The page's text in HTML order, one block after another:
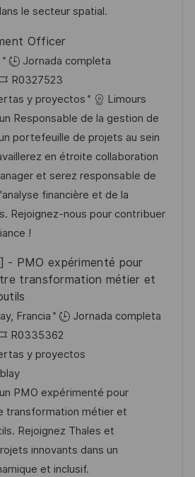
le secteur spatial.
Officer
Jornada completa
d
R0327523
y proyectos
Limours
Responsable de la gestion de
portefeuille de projets au sein
en étroite collaboration
et serez responsable de
financière et de la
Rejoignez-nous pour contribuer
!
- PMO expérimenté pour
transformation métier et
Francia
Jornada completa
e
R0335362
y proyectos
PMO expérimenté pour
transformation métier et
Rejoignez Thales et
innovants dans un
et inclusif.